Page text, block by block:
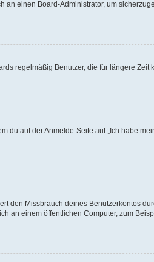
an einen Board-Administrator, um
regelmäßig Benutzer, die für längere Zeit
du auf der Anmelde-Seite auf „Ich habe
den Missbrauch deines Benutzerkontos
an einem öffentlichen Computer, zum